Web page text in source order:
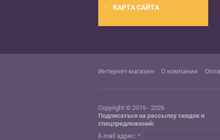
КАРТА САЙТА
Интернет-магазин О компании
Copyright © 2019 - 2026
Подписаться на рассылку скидок и
спецпредложений:
E-mail адрес: *